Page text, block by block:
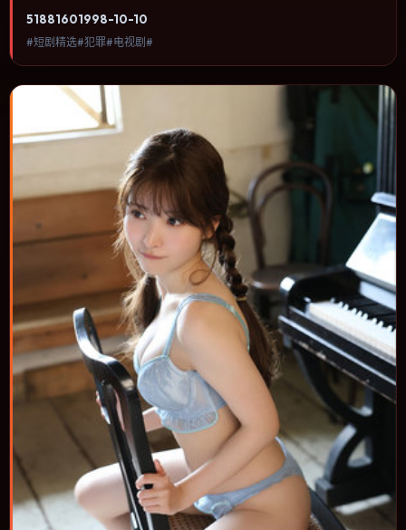
进，节奏与视听语言统一，可作为休闲观影或类型片补片的选择。
51881601998-10-10
#短剧精选#犯罪#电视剧#